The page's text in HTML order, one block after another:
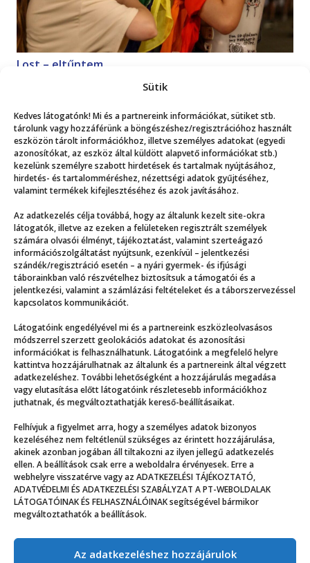
Sütik
Kedves látogatónk! Mi és a partnereink információkat, sütiket stb.
tárolunk vagy hozzáférünk a böngészéshez/regisztrációhoz használt
eszközön tárolt információkhoz, illetve személyes adatokat (egyedi
azonosítókat, az eszköz által küldött alapvető információkat stb.)
kezelünk személyre szabott hirdetések és tartalmak nyújtásához,
hirdetés- és tartalomméréshez, nézettségi adatok gyűjtéséhez,
valamint termékek kifejlesztéséhez és azok javításához.
Az adatkezelés célja továbbá, hogy az általunk kezelt site-okra
látogatók, illetve az ezeken a felületeken regisztrált személyek
számára olvasói élményt, tájékoztatást, valamint szerteágazó
információszolgáltatást nyújtsunk, ezenkívül – jelentkezési
szándék/regisztráció esetén – a nyári gyermek- és ifjúsági
táborainkban való részvételhez biztosítsuk a támogatói és a
jelentkezési, valamint a számlázási feltételeket és a táborszervezéssel
kapcsolatos kommunikációt.
Látogatóink engedélyével mi és a partnereink eszközleolvasásos
módszerrel szerzett geolokációs adatokat és azonosítási
információkat is felhasználhatunk. Látogatóink a megfelelő helyre
kattintva hozzájárulhatnak az általunk és a partnereink által végzett
adatkezeléshez. További lehetőségként a hozzájárulás megadása
vagy elutasítása előtt látogatóink részletesebb információkhoz
juthatnak, és megváltoztathatják kereső-beállításaikat.
Felhívjuk a figyelmet arra, hogy a személyes adatok bizonyos
kezeléséhez nem feltétlenül szükséges az érintett hozzájárulása,
akinek azonban jogában áll tiltakozni az ilyen jellegű adatkezelés
ellen. A beállítások csak erre a weboldalra érvényesek. Erre a
webhelyre visszatérve vagy az ADATKEZELÉSI TÁJÉKOZTATÓ,
ADATVÉDELMI ÉS ADATKEZELÉSI SZABÁLYZAT A PT-WEBOLDALAK
LÁTOGATÓINAK ÉS FELHASZNÁLÓINAK segítségével bármikor
megváltoztathatók a beállítások.
Az adatkezeléshez hozzájárulok
Lost – eltűntem
Mutasd a többit!
Még több
a hűs teremben videót vágni Mindig